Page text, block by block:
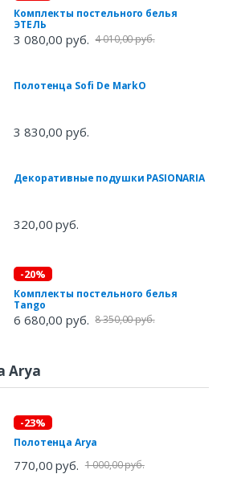
Комплекты постельного белья
ЭТЕЛЬ
3 080,00 руб. 4 010,00 руб.
Полотенца Sofi De MarkO
3 830,00 руб.
Декоративные подушки PASIONARIA
320,00 руб.
-20%
Комплекты постельного белья
Tango
6 680,00 руб. 8 350,00 руб.
Arya
-23%
Полотенца Arya
770,00 руб. 1 000,00 руб.